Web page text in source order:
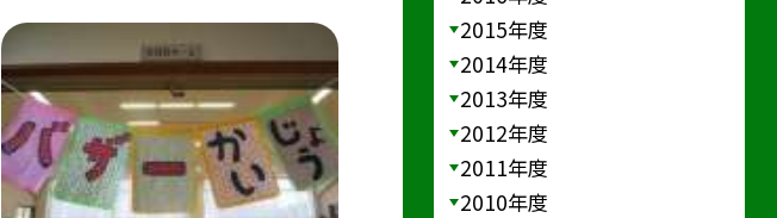
2015年度
2014年度
2013年度
2012年度
2011年度
2010年度